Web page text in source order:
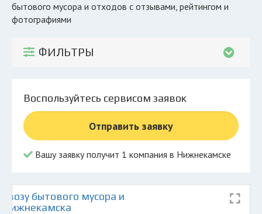
Компании
КОМПАНИЯМ
© 2026 Все права защищены
бытового мусора и отходов с отзывами, рейтингом и
фотографиями
ФИЛЬТРЫ
Воспользуйтесь сервисом заявок
Отправить заявку
Вашу заявку получит 1 компания в Нижнекамске
бытового мусора и
Нижнекамска